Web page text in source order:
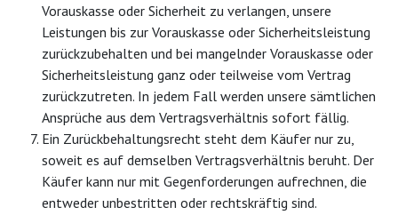
Vorauskasse oder Sicherheit zu verlangen, unsere
Leistungen bis zur Vorauskasse oder Sicherheitsleistung
zurückzubehalten und bei mangelnder Vorauskasse oder
Sicherheitsleistung ganz oder teilweise vom Vertrag
zurückzutreten. In jedem Fall werden unsere sämtlichen
Ansprüche aus dem Vertragsverhältnis sofort fällig.
Ein Zurückbehaltungsrecht steht dem Käufer nur zu,
soweit es auf demselben Vertragsverhältnis beruht. Der
Käufer kann nur mit Gegenforderungen aufrechnen, die
entweder unbestritten oder rechtskräftig sind.